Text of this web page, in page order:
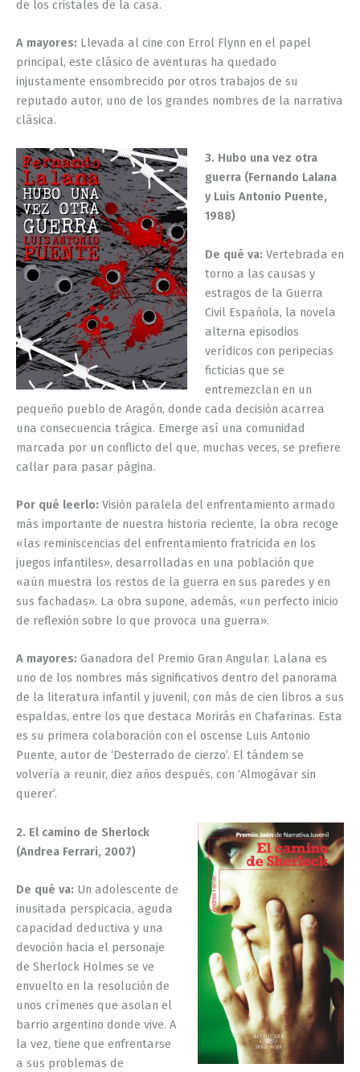
de los cristales de la casa.
A mayores: Llevada al cine con Errol Flynn en el papel
principal, este clásico de aventuras ha quedado
injustamente ensombrecido por otros trabajos de su
reputado autor, uno de los grandes nombres de la narrativa
clásica.
3. Hubo una vez otra
guerra (Fernando Lalana
y Luis Antonio Puente,
1988)
De qué va: Vertebrada en
torno a las causas y
estragos de la Guerra
Civil Española, la novela
alterna episodios
verídicos con peripecias
ficticias que se
entremezclan en un
pequeño pueblo de Aragón, donde cada decisión acarrea
una consecuencia trágica. Emerge así una comunidad
marcada por un conflicto del que, muchas veces, se prefiere
callar para pasar página.
Por qué leerlo: Visión paralela del enfrentamiento armado
más importante de nuestra historia reciente, la obra recoge
«las reminiscencias del enfrentamiento fratricida en los
juegos infantiles», desarrolladas en una población que
«aún muestra los restos de la guerra en sus paredes y en
sus fachadas». La obra supone, además, «un perfecto inicio
de reflexión sobre lo que provoca una guerra».
A mayores: Ganadora del Premio Gran Angular. Lalana es
uno de los nombres más significativos dentro del panorama
de la literatura infantil y juvenil, con más de cien libros a sus
espaldas, entre los que destaca Morirás en Chafarinas. Esta
es su primera colaboración con el oscense Luis Antonio
Puente, autor de ‘Desterrado de cierzo’. El tándem se
volvería a reunir, diez años después, con ‘Almogávar sin
querer’.
2. El camino de Sherlock
(Andrea Ferrari, 2007)
De qué va: Un adolescente de
inusitada perspicacia, aguda
capacidad deductiva y una
devoción hacia el personaje
de Sherlock Holmes se ve
envuelto en la resolución de
unos crímenes que asolan el
barrio argentino donde vive. A
la vez, tiene que enfrentarse
a sus problemas de